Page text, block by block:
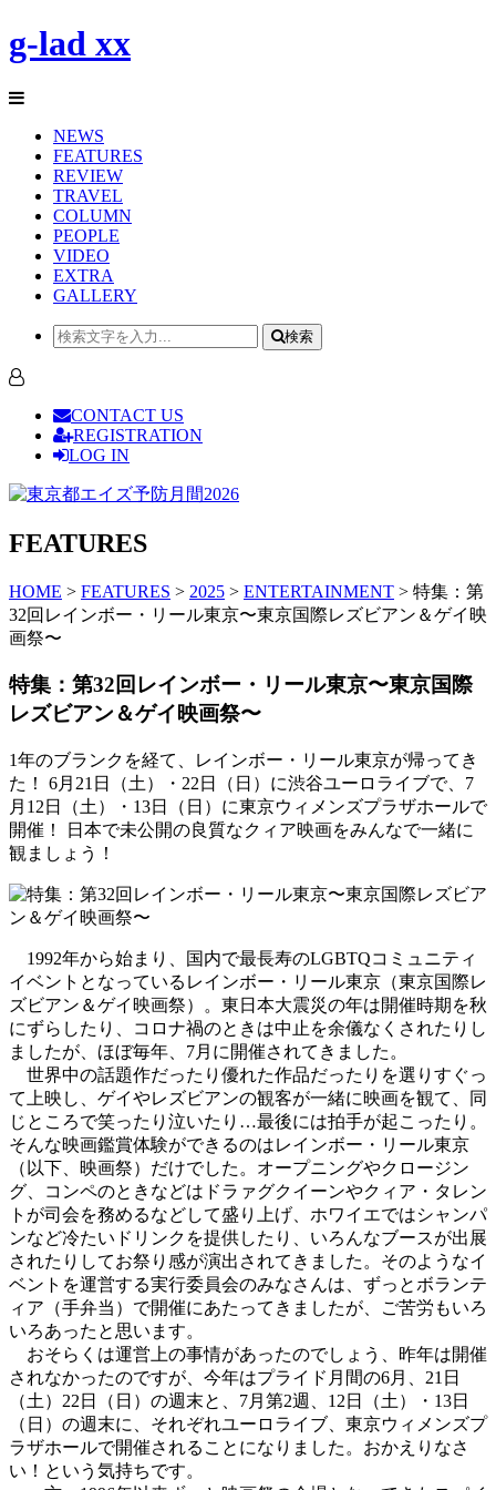
g-lad xx
NEWS
FEATURES
REVIEW
TRAVEL
COLUMN
PEOPLE
VIDEO
EXTRA
GALLERY
検索
CONTACT US
REGISTRATION
LOG IN
FEATURES
HOME > FEATURES > 2025 > ENTERTAINMENT > 特集：第
32回レインボー・リール東京〜東京国際レズビアン＆ゲイ映
画祭〜
特集：第32回レインボー・リール東京〜東京国際
レズビアン＆ゲイ映画祭〜
1年のブランクを経て、レインボー・リール東京が帰ってき
た！ 6月21日（土）・22日（日）に渋谷ユーロライブで、7
月12日（土）・13日（日）に東京ウィメンズプラザホールで
開催！ 日本で未公開の良質なクィア映画をみんなで一緒に
観ましょう！
1992年から始まり、国内で最長寿のLGBTQコミュニティ
イベントとなっているレインボー・リール東京（東京国際レ
ズビアン＆ゲイ映画祭）。東日本大震災の年は開催時期を秋
にずらしたり、コロナ禍のときは中止を余儀なくされたりし
ましたが、ほぼ毎年、7月に開催されてきました。
世界中の話題作だったり優れた作品だったりを選りすぐっ
て上映し、ゲイやレズビアンの観客が一緒に映画を観て、同
じところで笑ったり泣いたり…最後には拍手が起こったり。
そんな映画鑑賞体験ができるのはレインボー・リール東京
（以下、映画祭）だけでした。オープニングやクロージン
グ、コンペのときなどはドラァグクイーンやクィア・タレン
トが司会を務めるなどして盛り上げ、ホワイエではシャンパ
ンなど冷たいドリンクを提供したり、いろんなブースが出展
されたりしてお祭り感が演出されてきました。そのようなイ
ベントを運営する実行委員会のみなさんは、ずっとボランテ
ィア（手弁当）で開催にあたってきましたが、ご苦労もいろ
いろあったと思います。
おそらくは運営上の事情があったのでしょう、昨年は開催
されなかったのですが、今年はプライド月間の6月、21日
（土）22日（日）の週末と、7月第2週、12日（土）・13日
（日）の週末に、それぞれユーロライブ、東京ウィメンズプ
ラザホールで開催されることになりました。おかえりなさ
い！という気持ちです。